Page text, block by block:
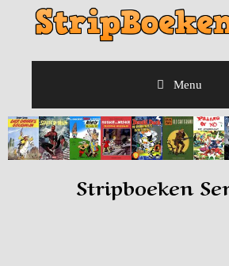
Menu
Stripboeken